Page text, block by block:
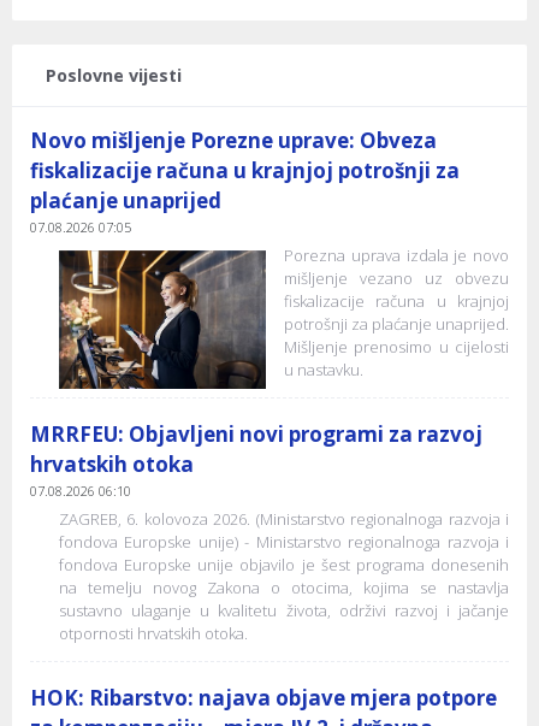
Poslovne vijesti
Novo mišljenje Porezne uprave: Obveza
fiskalizacije računa u krajnjoj potrošnji za
plaćanje unaprijed
07.08.2026 07:05
Porezna uprava izdala je novo
mišljenje vezano uz obvezu
fiskalizacije računa u krajnjoj
potrošnji za plaćanje unaprijed.
Mišljenje prenosimo u cijelosti
u nastavku.
MRRFEU: Objavljeni novi programi za razvoj
hrvatskih otoka
07.08.2026 06:10
ZAGREB, 6. kolovoza 2026. (Ministarstvo regionalnoga razvoja i
fondova Europske unije) - Ministarstvo regionalnoga razvoja i
fondova Europske unije objavilo je šest programa donesenih
na temelju novog Zakona o otocima, kojima se nastavlja
sustavno ulaganje u kvalitetu života, održivi razvoj i jačanje
otpornosti hrvatskih otoka.
HOK: Ribarstvo: najava objave mjera potpore